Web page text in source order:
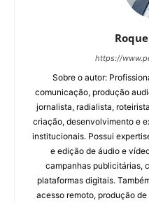
https://
Sobre o autor:
comunicação, produção
jornalista, radialista,
criação, desenvolvimento e
institucionais. Possui
e edição de áudio e
campanhas publicitárias,
plataformas digitais.
acesso remoto, produção